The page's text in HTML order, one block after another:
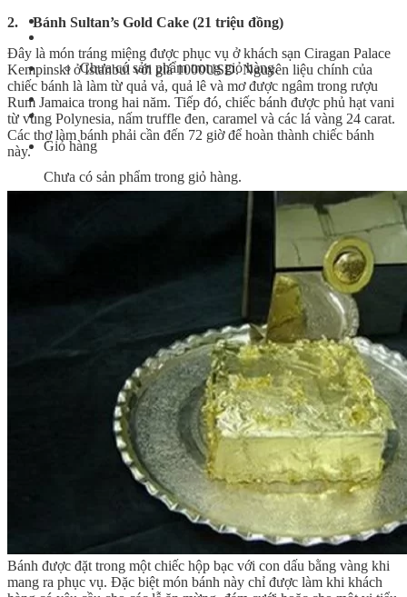
Chưa có sản phẩm trong giỏ hàng.
Giỏ hàng
Chưa có sản phẩm trong giỏ hàng.
2. Bánh Sultan’s Gold Cake (21 triệu đồng)
Đây là món tráng miệng được phục vụ ở khách sạn Ciragan Palace
Kempinski ở Istanbul với giá 1000USD. Nguyên liệu chính của
chiếc bánh là làm từ quả vả, quả lê và mơ được ngâm trong rượu
Rum Jamaica trong hai năm. Tiếp đó, chiếc bánh được phủ hạt vani
từ vùng Polynesia, nấm truffle đen, caramel và các lá vàng 24 carat.
Các thợ làm bánh phải cần đến 72 giờ để hoàn thành chiếc bánh
này.
Bánh được đặt trong một chiếc hộp bạc với con dấu bằng vàng khi
mang ra phục vụ. Đặc biệt món bánh này chỉ được làm khi khách